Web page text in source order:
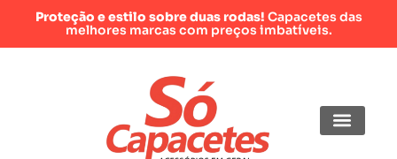
Proteção e estilo sobre duas rodas! Capacetes das
melhores marcas com preços imbatíveis.